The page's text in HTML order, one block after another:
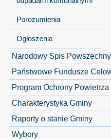
Porozumienia
Ogłoszenia
Narodowy Spis
Państwowe Fundusze
Program Ochrony Powietrza
Charakterystyka Gminy
Raporty o stanie Gminy
Wybory